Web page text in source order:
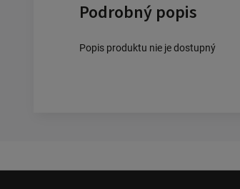
Podrobný popis
Popis produktu nie je dostupný